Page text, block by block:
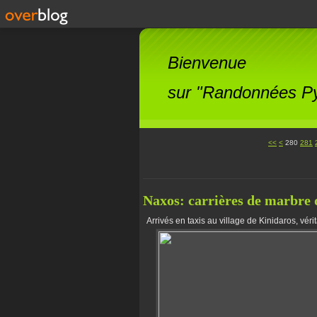
Bienvenue
sur "Randonnées
<< < 200
210
220
230
240
250
260
270
280 281
Naxos: carrières de
Arrivés en taxis au village de Kinidaros,